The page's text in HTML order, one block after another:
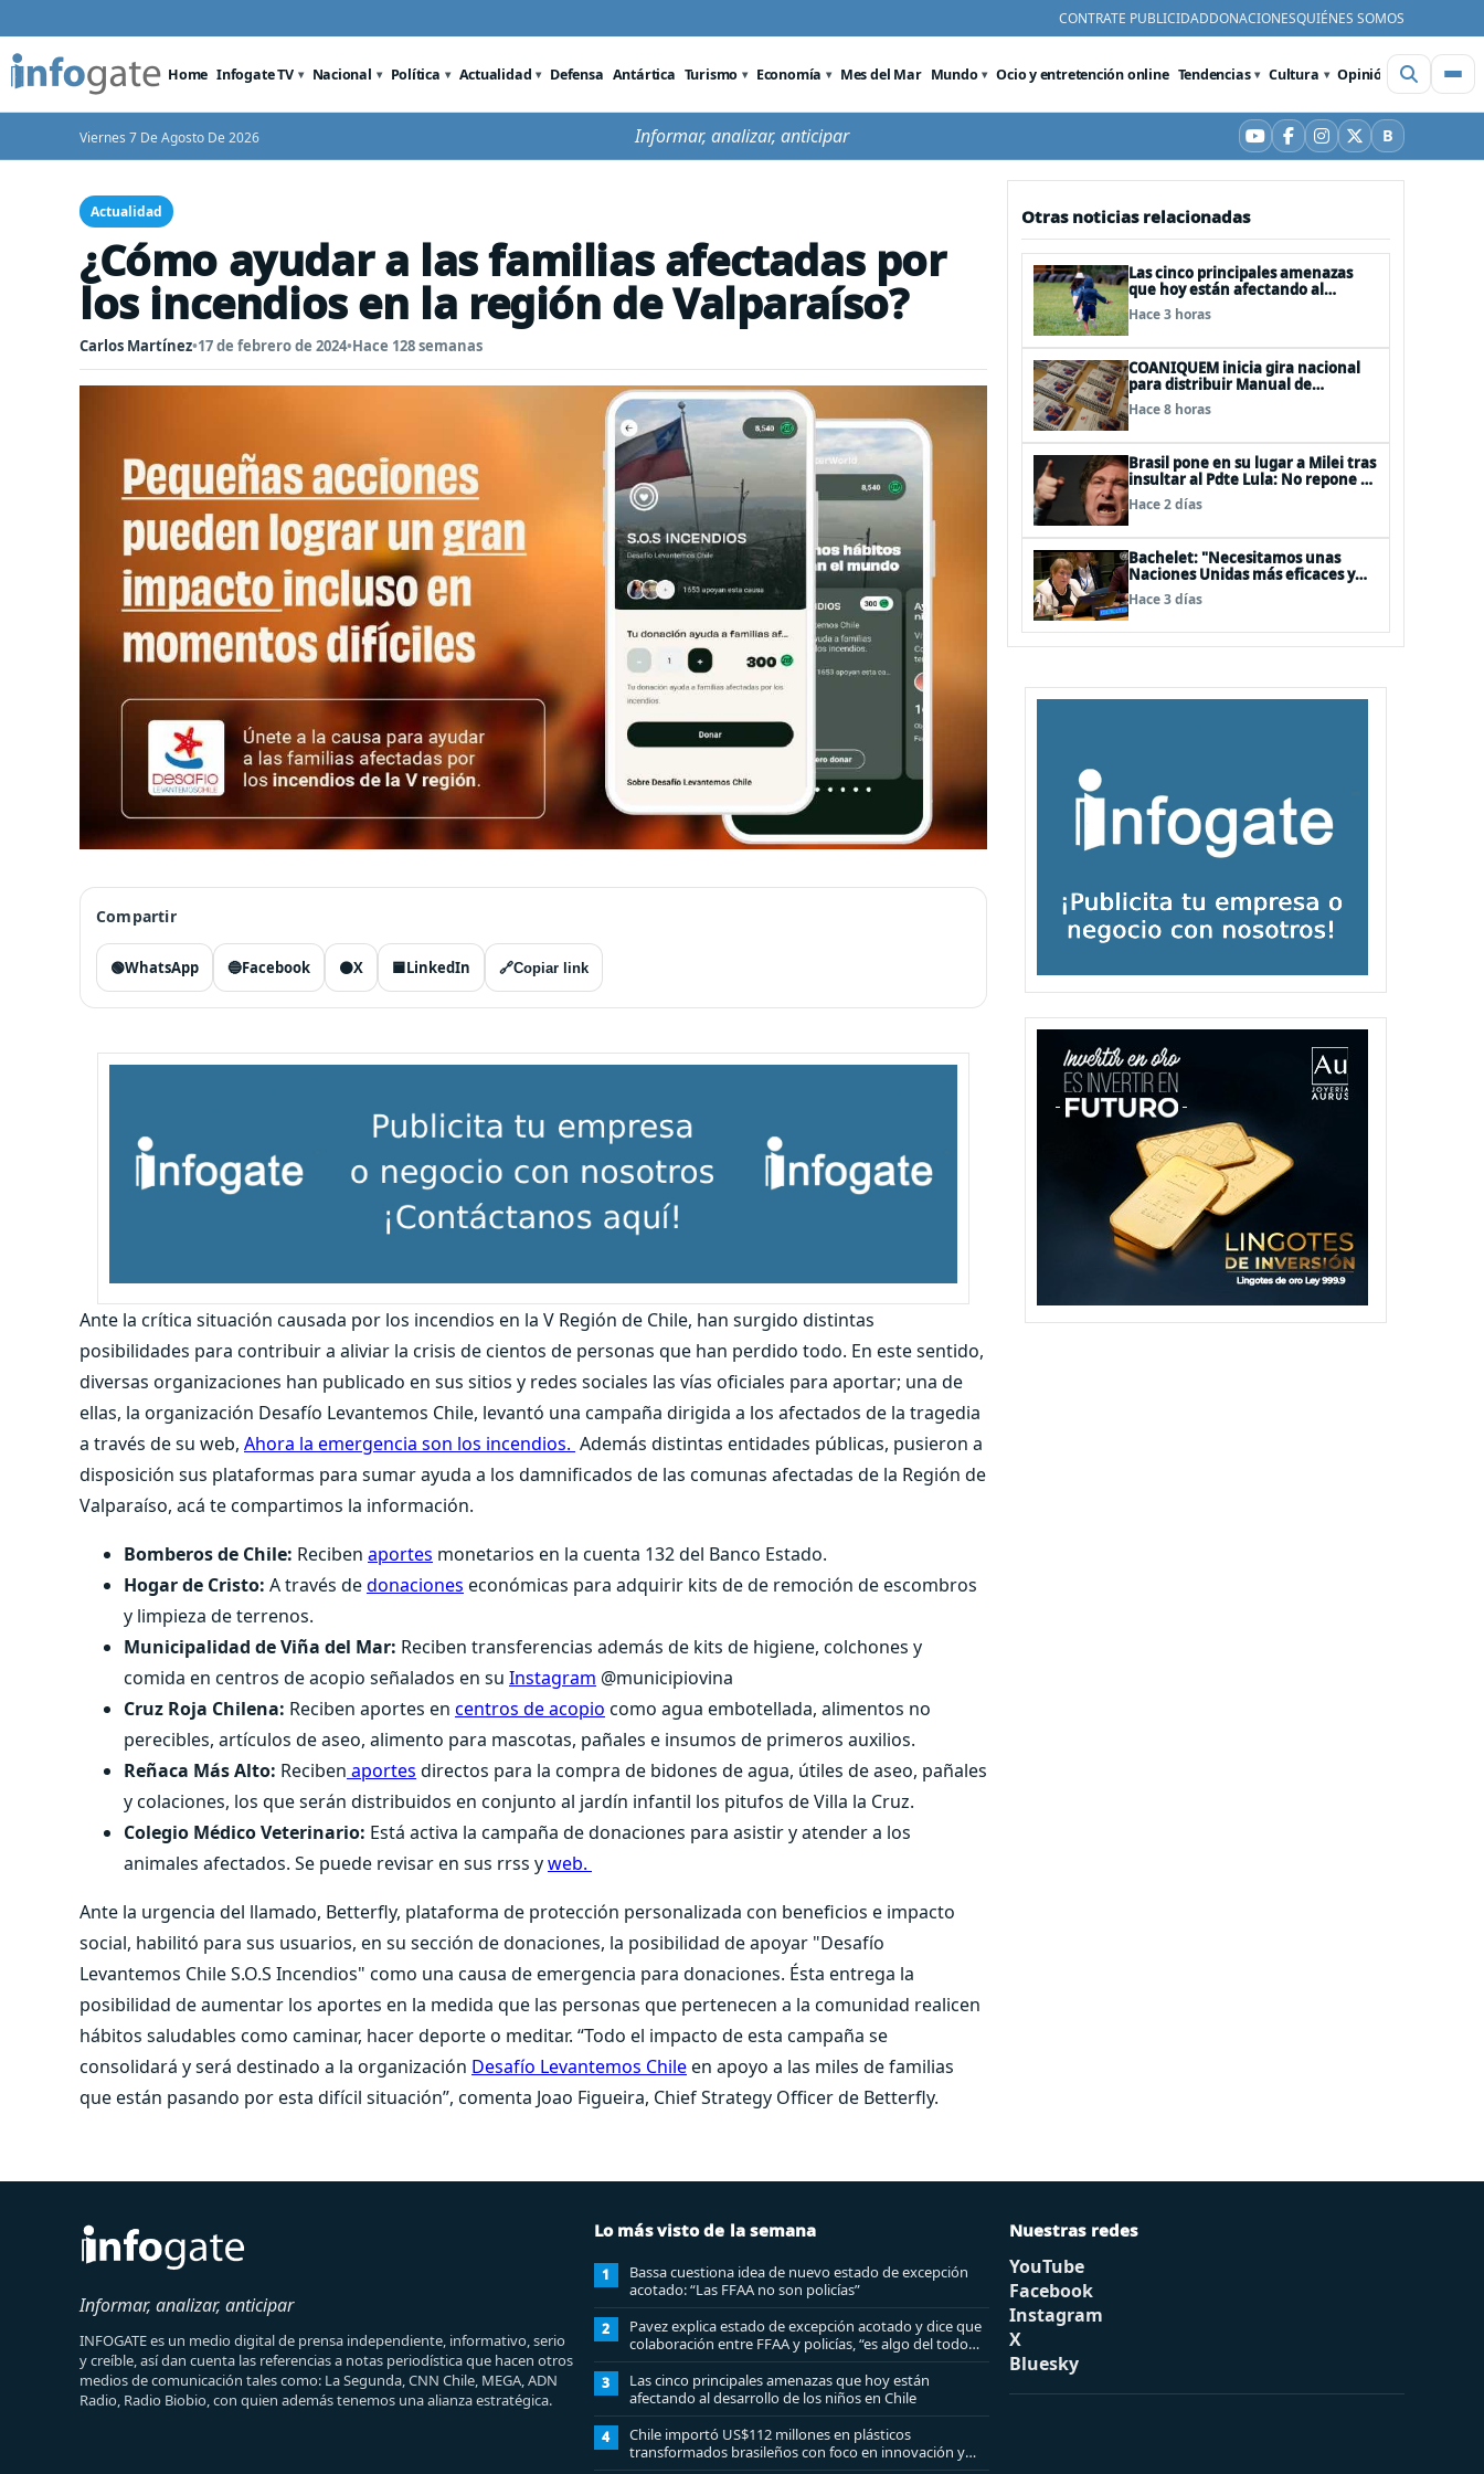
CONTRATE PUBLICIDADDONACIONESQUIÉNES SOMOS
Home Infogate TV Nacional Política Actualidad Defensa Antártica Turismo Economía Mes del Mar Mundo Ocio y entretención online Tendencias Cultura Opinión Videos
Viernes 7 De Agosto De 2026 Informar, analizar, anticipar YouTube
Facebook
Instagram
X BBluesky
Actualidad
¿Cómo ayudar a las familias afectadas por
los incendios en la región de Valparaíso?
Carlos Martínez•17 de febrero de 2024•Hace 128 semanas
Compartir
🟢WhatsApp 🔵Facebook ⚫X 🟦LinkedIn 🔗Copiar link
Ante la crítica situación causada por los incendios en la V Región de Chile, han surgido distintas
posibilidades para contribuir a aliviar la crisis de cientos de personas que han perdido todo. En este sentido,
diversas organizaciones han publicado en sus sitios y redes sociales las vías oficiales para aportar; una de
ellas, la organización Desafío Levantemos Chile, levantó una campaña dirigida a los afectados de la tragedia
a través de su web, Ahora la emergencia son los incendios. Además distintas entidades públicas, pusieron a
disposición sus plataformas para sumar ayuda a los damnificados de las comunas afectadas de la Región de
Valparaíso, acá te compartimos la información.
Bomberos de Chile: Reciben aportes monetarios en la cuenta 132 del Banco Estado.
Hogar de Cristo: A través dedonaciones económicas para adquirir kits de de remoción de escombros
y limpieza de terrenos.
Municipalidad de Viña del Mar: Reciben transferencias además de kits de higiene, colchones y
comida en centros de acopio señalados en su Instagram @municipiovina
Cruz Roja Chilena: Reciben aportes en centros de acopio como agua embotellada, alimentos no
perecibles, artículos de aseo, alimento para mascotas, pañales e insumos de primeros auxilios.
Reñaca Más Alto: Reciben aportes directos para la compra de bidones de agua, útiles de aseo, pañales
y colaciones, los que serán distribuidos en conjunto al jardín infantil los pitufos de Villa la Cruz.
Colegio Médico Veterinario: Está activa la campaña de donaciones para asistir y atender a los
animales afectados. Se puede revisar en sus rrss yweb.
Ante la urgencia del llamado, Betterfly, plataforma de protección personalizada con beneficios e impacto
social, habilitó para sus usuarios, en su sección de donaciones, la posibilidad de apoyar "Desafío
Levantemos Chile S.O.S Incendios" como una causa de emergencia para donaciones. Ésta entrega la
posibilidad de aumentar los aportes en la medida que las personas que pertenecen a la comunidad realicen
hábitos saludables como caminar, hacer deporte o meditar. “Todo el impacto de esta campaña se
consolidará y será destinado a la organización Desafío Levantemos Chileen apoyo a las miles de familias
que están pasando por esta difícil situación”, comenta Joao Figueira, Chief Strategy Officer de Betterfly.
Otras noticias relacionadas
Las cinco principales amenazas
que hoy están afectando al
desarrollo de los niños en Chile
Hace 3 horas
COANIQUEM inicia gira nacional
para distribuir Manual de
Quemaduras a profesionales de la
salud
Hace 8 horas
Brasil pone en su lugar a Milei tras
insultar al Pdte Lula: No repone al
embajador en BBSS y rebaja la
relación bilateral
Hace 2 días
Bachelet: "Necesitamos unas
Naciones Unidas más eficaces y
cercanas a las personas"
Hace 3 días
Informar, analizar, anticipar
INFOGATE es un medio digital de prensa independiente, informativo, serio
y creíble, así dan cuenta las referencias a notas periodística que hacen otros
medios de comunicación tales como: La Segunda, CNN Chile, MEGA, ADN
Radio, Radio Biobio, con quien además tenemos una alianza estratégica.
Lo más visto de la semana
1
Bassa cuestiona idea de nuevo estado de excepción
acotado: “Las FFAA no son policías”
2
Pavez explica estado de excepción acotado y dice que
colaboración entre FFAA y policías, “es algo del todo
pertinente analizar”
3
Las cinco principales amenazas que hoy están
afectando al desarrollo de los niños en Chile
4
Chile importó US$112 millones en plásticos
transformados brasileños con foco en innovación y
sostenibilidad
Nuestras redes
YouTube
Facebook
Instagram
X
Bluesky